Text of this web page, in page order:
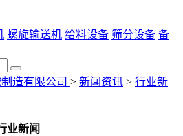
螺旋输送机 给料设备 筛分设备 备
造有限公司 > 新闻资讯 > 行业新
业新闻